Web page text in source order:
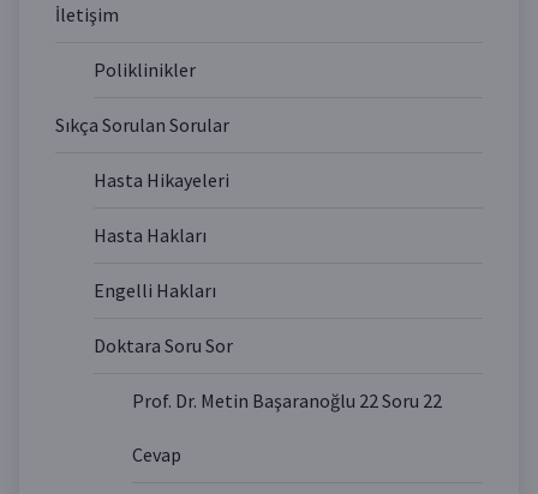
İletişim
Poliklinikler
Sıkça Sorulan Sorular
Hasta Hikayeleri
Hasta Hakları
Engelli Hakları
Doktara Soru Sor
Prof. Dr. Metin Başaranoğlu 22 Soru 22
Cevap